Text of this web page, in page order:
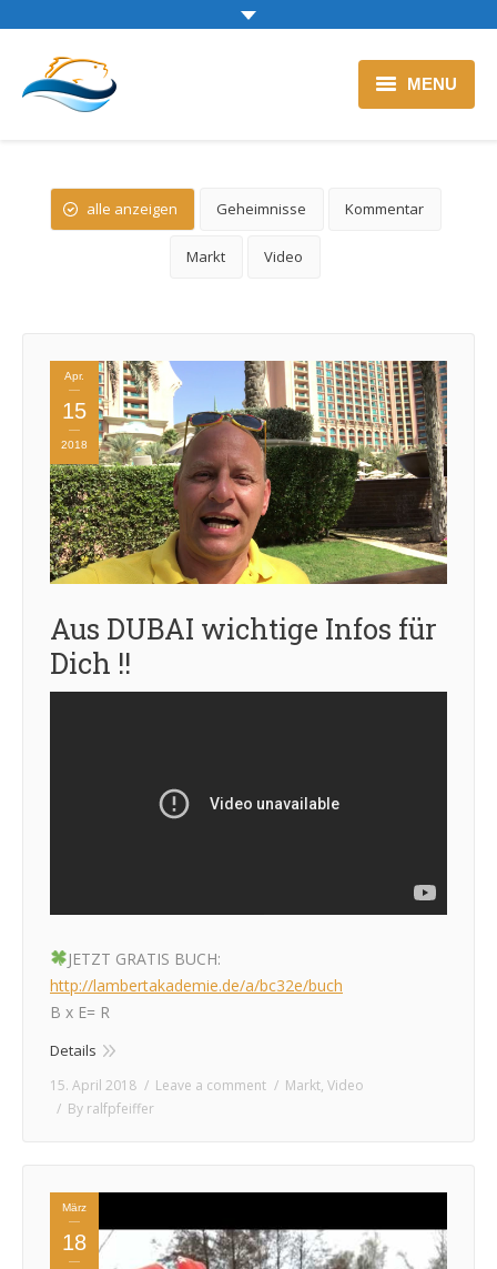
MENU
Blog
alle anzeigen Geheimnisse Kommentar
Markt Video
Apr.
15
2018
Aus DUBAI wichtige Infos für
Dich !!
JETZT GRATIS BUCH:
http://lambertakademie.de/a/bc32e/buch
B x E= R
Details
15. April 2018 Leave a comment Markt, Video
By ralfpfeiffer
März
18